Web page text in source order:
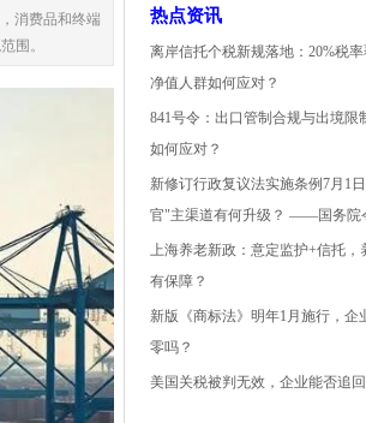
消费品和终端
围。
热点资讯
离岸信托个税新规落地：20%税
净值人群如何应对？
841号令：出口管制合规与出境限
如何应对？
新修订行政复议法实施条例7月1
官"主渠道有何升级？ ——国务院
点解读
上海养老新政：意定监护+信托，
有保障？
新版《商标法》明年1月施行，企
零吗？
美国关税被判无效，企业能否追